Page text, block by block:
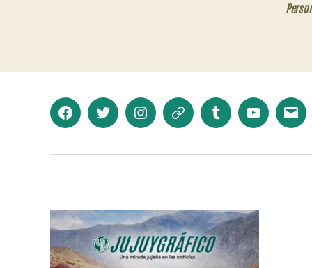
FacebookTwitter InstagramTelegramTumblr YouTube